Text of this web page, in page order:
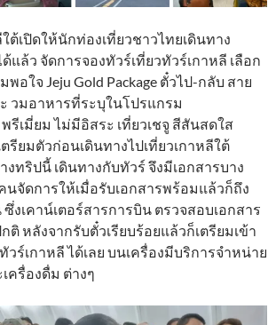
ต้เปิดให้นักท่องเที่ยวชาวไทยเดินทาง
ด้แล้ว จัดการจองทัวร์เที่ยวทัวร์เกาหลี เลือก
อใจ Jeju Gold Package ตั๋วไป-กลับ สาย
วมอาหารที่ระบุในโปรแกรม
รีเมี่ยม ไม่มีอิสระ เที่ยวเชจู สีสันสดใส
รียมตัวก่อนเดินทางไปเที่ยวเกาหลีใต้
งทริปนี้ เดินทางกับทัวร์ จึงมีเอกสารบาง
นจัดการให้เมื่อรับเอกสารพร้อมแล้วก็ถึง
งเคาน์เตอร์สารการบิน ตรวจสอบเอกสาร
หลังจากรับตั๋วเรียบร้อยแล้วก็เตรียมเข้า
วร์เกาหลี ได้เลย บนเครื่องมีบริการจำหน่าย
ครื่องดื่ม ต่างๆ